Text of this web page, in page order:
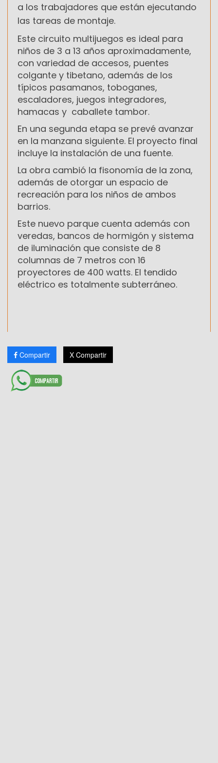
a los trabajadores que están ejecutando
las tareas de montaje.
Este circuito multijuegos es ideal para
niños de 3 a 13 años aproximadamente,
con variedad de accesos, puentes
colgante y tibetano, además de los
típicos pasamanos, toboganes,
escaladores, juegos integradores,
hamacas y caballete tambor.
En una segunda etapa se prevé avanzar
en la manzana siguiente. El proyecto final
incluye la instalación de una fuente.
La obra cambió la fisonomía de la zona,
además de otorgar un espacio de
recreación para los niños de ambos
barrios.
Este nuevo parque cuenta además con
veredas, bancos de hormigón y sistema
de iluminación que consiste de 8
columnas de 7 metros con 16
proyectores de 400 watts. El tendido
eléctrico es totalmente subterráneo.
Compartir X Compartir